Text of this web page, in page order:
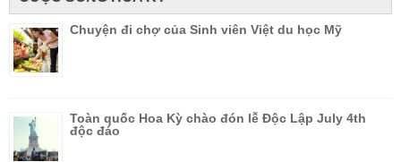
Chuyện đi chợ của Sinh viên Việt du học Mỹ
Toàn quốc Hoa Kỳ chào đón lễ Độc Lập July 4th
độc đáo